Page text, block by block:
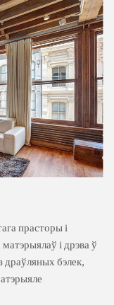
прасторы і
і дрэва ў
драўляных бэлек,